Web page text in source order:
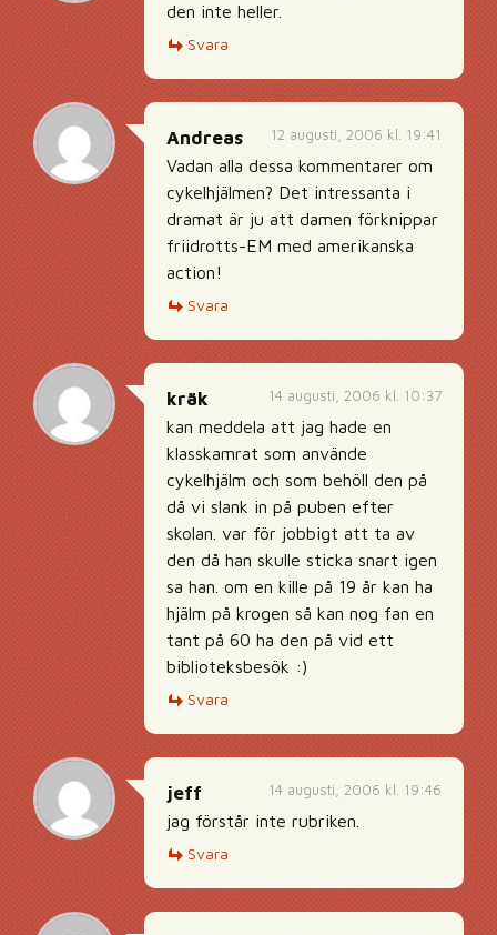
den inte heller.
Svara
12 augusti, 2006 kl. 19:41
Andreas
Vadan alla dessa kommentarer om
cykelhjälmen? Det intressanta i
dramat är ju att damen förknippar
friidrotts-EM med amerikanska
action!
Svara
14 augusti, 2006 kl. 10:37
kräk
kan meddela att jag hade en
klasskamrat som använde
cykelhjälm och som behöll den på
då vi slank in på puben efter
skolan. var för jobbigt att ta av
den då han skulle sticka snart igen
sa han. om en kille på 19 år kan ha
hjälm på krogen så kan nog fan en
tant på 60 ha den på vid ett
biblioteksbesök :)
Svara
14 augusti, 2006 kl. 19:46
jeff
jag förstår inte rubriken.
Svara